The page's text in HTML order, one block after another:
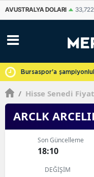
KANADA DOLARI 34,2360
Bursaspor'a
/ Hisse Senedi
ARCLK
Son Güncelleme
18:10
DEĞİŞİM